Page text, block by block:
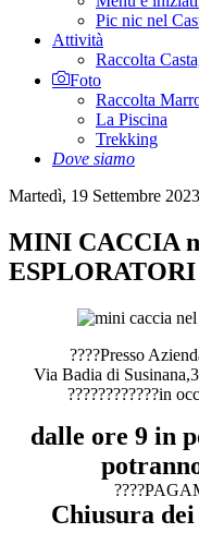
Pic nic nel
Attività
Raccolta
Foto
Raccolta
La Piscina
Trekking
Dove siamo
Martedì, 19 Settembre
MINI CACCIA
ESPLORATORI
????Presso
Via Badia di
????????????in
dalle ore 9 in
Chiusura